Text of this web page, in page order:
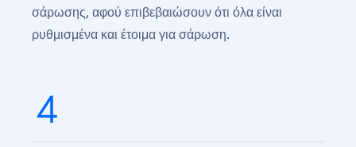
σάρωσης, αφού επιβεβαιώσουν ότι όλα είναι
ρυθμισμένα και έτοιμα για σάρωση.